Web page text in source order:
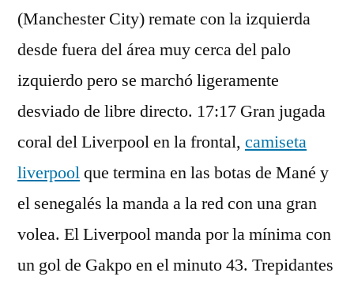
(Manchester City) remate con la izquierda
desde fuera del área muy cerca del palo
izquierdo pero se marchó ligeramente
desviado de libre directo. 17:17 Gran jugada
coral del Liverpool en la frontal, camiseta
liverpoolque termina en las botas de Mané y
el senegalés la manda a la red con una gran
volea. El Liverpool manda por la mínima con
un gol de Gakpo en el minuto 43. Trepidantes